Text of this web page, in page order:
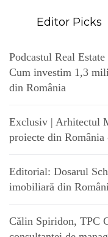
Editor Picks
Podcastul Real
Cum investim 1,3
din România
Exclusiv | Arhitectul
proiecte din
Editorial: Dosarul
imobiliară din
Călin Spiridon, TPC